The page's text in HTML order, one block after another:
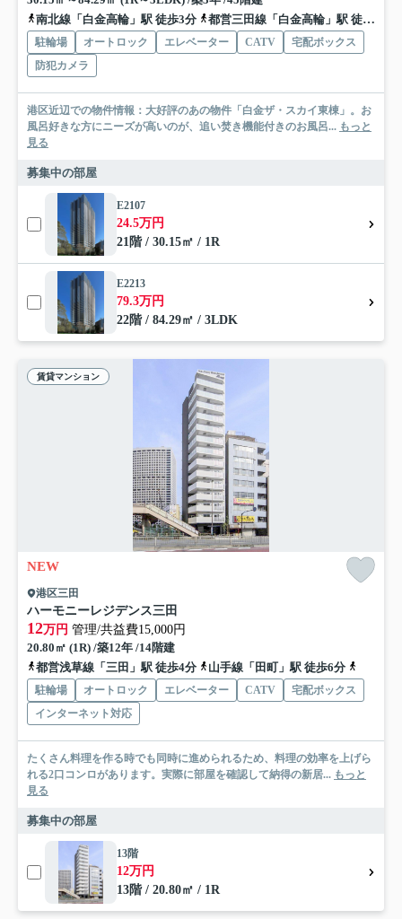
南北線「白金高輪」駅 徒歩3分
都営三田線「白金高輪」駅 徒歩3分
駐輪場 オートロック エレベーター CATV
宅配ボックス
防犯カメラ
港区近辺での物件情報：大好評のあの物件「白金ザ・スカイ東棟」。お
風呂好きな方にニーズが高いのが、追い焚き機能付きのお風呂... もっと
見る
募集中の部屋
E2107
24.5万円
21階 / 30.15㎡ / 1R
E2213
79.3万円
22階 / 84.29㎡ / 3LDK
賃貸マンション
NEW
港区三田
ハーモニーレジデンス三田
12万円 管理/共益費15,000円
20.80㎡ (1R) /築12年 /14階建
都営浅草線「三田」駅 徒歩4分
山手線「田町」駅 徒歩6分
駐輪場 オートロック エレベーター CATV
宅配ボックス
インターネット対応
たくさん料理を作る時でも同時に進められるため、料理の効率を上げら
れる2口コンロがあります。実際に部屋を確認して納得の新居... もっと
見る
募集中の部屋
13階
12万円
13階 / 20.80㎡ / 1R